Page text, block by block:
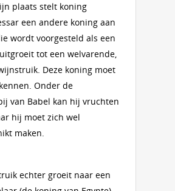
plaats stelt koning
een andere koning aan
wordt voorgesteld als een
tot een welvarende,
Deze koning moet
Onder de
van Babel kan hij vruchten
hij moet zich wel
maken.
echter groeit naar een